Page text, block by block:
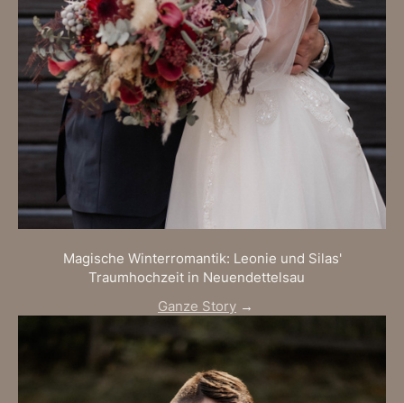
Magische Winterromantik: Leonie und Silas'
Traumhochzeit in Neuendettelsau
Ganze Story →